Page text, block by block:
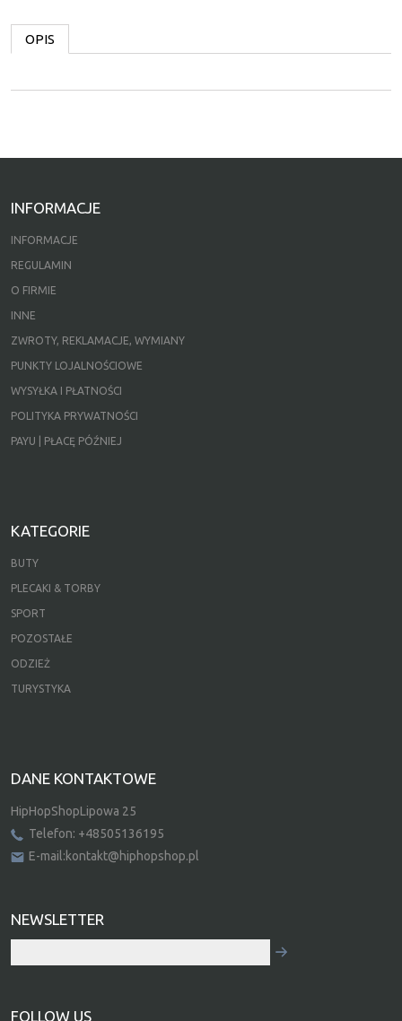
OPIS
INFORMACJE
INFORMACJE
REGULAMIN
O FIRMIE
INNE
ZWROTY, REKLAMACJE, WYMIANY
PUNKTY LOJALNOŚCIOWE
WYSYŁKA I PŁATNOŚCI
POLITYKA PRYWATNOŚCI
PAYU | PŁACĘ PÓŹNIEJ
KATEGORIE
BUTY
PLECAKI & TORBY
SPORT
POZOSTAŁE
ODZIEŻ
TURYSTYKA
DANE KONTAKTOWE
HipHopShopLipowa 25
Telefon: +48505136195
E-mail:kontakt@hiphopshop.pl
NEWSLETTER
FOLLOW US